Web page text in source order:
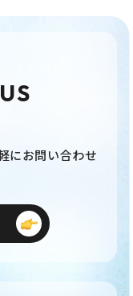
にお問い合わせ